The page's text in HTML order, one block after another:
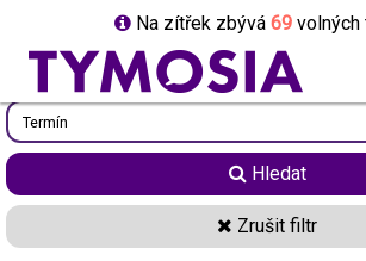
Na zítřek zbývá 69volných
Hledat
Zrušit filtr